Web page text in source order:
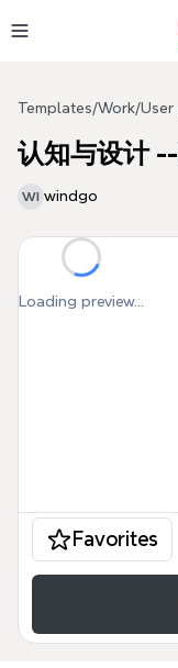
Templates/Work/User
认知与设计
WI windgo
Loading preview...
Favorites